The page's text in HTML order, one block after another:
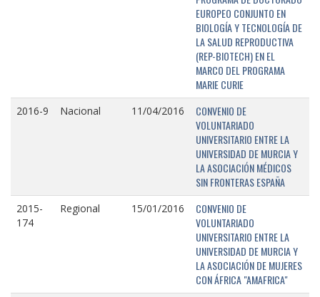
EUROPEO CONJUNTO EN
BIOLOGÍA Y TECNOLOGÍA DE
LA SALUD REPRODUCTIVA
(REP-BIOTECH) EN EL
MARCO DEL PROGRAMA
MARIE CURIE
2016-9 Nacional 11/04/2016
CONVENIO DE
VOLUNTARIADO
UNIVERSITARIO ENTRE LA
UNIVERSIDAD DE MURCIA Y
LA ASOCIACIÓN MÉDICOS
SIN FRONTERAS ESPAÑA
2015-
174
Regional 15/01/2016
CONVENIO DE
VOLUNTARIADO
UNIVERSITARIO ENTRE LA
UNIVERSIDAD DE MURCIA Y
LA ASOCIACIÓN DE MUJERES
CON ÁFRICA "AMAFRICA"